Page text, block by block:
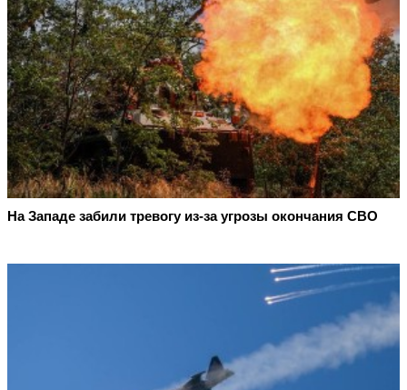
На Западе забили тревогу из-за угрозы окончания СВО